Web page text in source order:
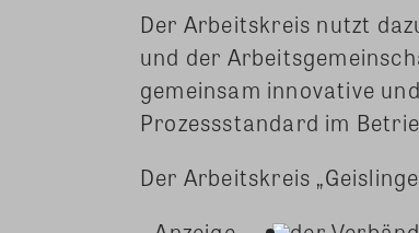
Der Arbeitskreis nutzt
und der
gemeinsam innovative
Prozessstandard im
Der Arbeitskreis